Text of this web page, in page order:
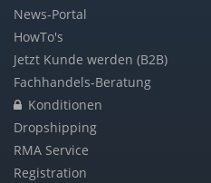
News-Portal
HowTo's
Jetzt Kunde werden (B2B)
Fachhandels-Beratung
Konditionen
Dropshipping
RMA Service
Registration